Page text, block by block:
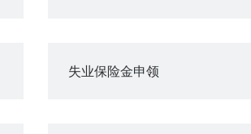
失业保险金申领